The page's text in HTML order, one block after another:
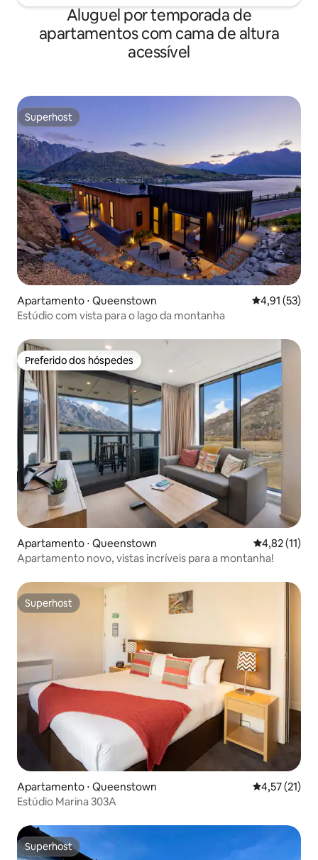
Aluguel por temporada de
apartamentos com cama de altura
acessível
Superhost
Superhost
Apartamento ⋅ Queenstown 4,91 de uma
4,91 (53)
Estúdio com vista para o lago da montanha
Preferido dos hóspedes
Preferido dos hóspedes
Apartamento ⋅ Queenstown 4,82 de uma
4,82 (11)
Apartamento novo, vistas incríveis para a montanha!
Superhost
Superhost
Apartamento ⋅ Queenstown 4,57 de uma
4,57 (21)
Estúdio Marina 303A
Superhost
Superhost